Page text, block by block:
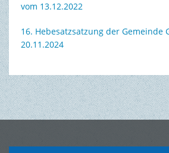
vom 13.12.2022
16. Hebesatzsatzung der Gemeinde
20.11.2024